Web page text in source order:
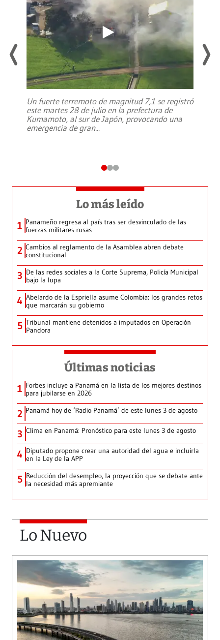
Un fuerte terremoto de magnitud 7,1 se registró
este martes 28 de julio en la prefectura de
Kumamoto, al sur de Japón, provocando una
emergencia de gran...
Lo más leído
1 Panameño regresa al país tras ser desvinculado de las
fuerzas militares rusas
2 Cambios al reglamento de la Asamblea abren debate
constitucional
3 De las redes sociales a la Corte Suprema, Policía Municipal
bajo la lupa
4 Abelardo de la Espriella asume Colombia: los grandes retos
que marcarán su gobierno
5 Tribunal mantiene detenidos a imputados en Operación
Pandora
Últimas noticias
1 Forbes incluye a Panamá en la lista de los mejores destinos
para jubilarse en 2026
2 Panamá hoy de ‘Radio Panamá’ de este lunes 3 de agosto
3 Clima en Panamá: Pronóstico para este lunes 3 de agosto
4 Diputado propone crear una autoridad del agua e incluirla
en la Ley de la APP
5 Reducción del desempleo, la proyección que se debate ante
la necesidad más apremiante
Lo Nuevo